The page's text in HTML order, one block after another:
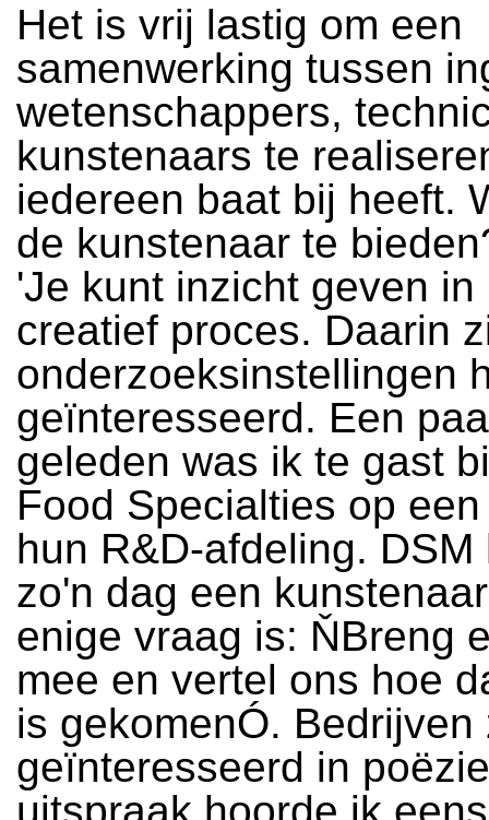
Het is vrij lastig om een
samenwerking tussen
wetenschappers,
kunstenaars te
iedereen baat bij heeft.
de kunstenaar te
'Je kunt inzicht geven in
creatief proces. Daarin
onderzoeksinstellingen
geïnteresseerd. Een
geleden was ik te gast
Food Specialties op
hun R&D-afdeling. DSM
zo'n dag een
enige vraag is: ŇBreng
mee en vertel ons hoe
is gekomenÓ. Bedrijven
geïnteresseerd in